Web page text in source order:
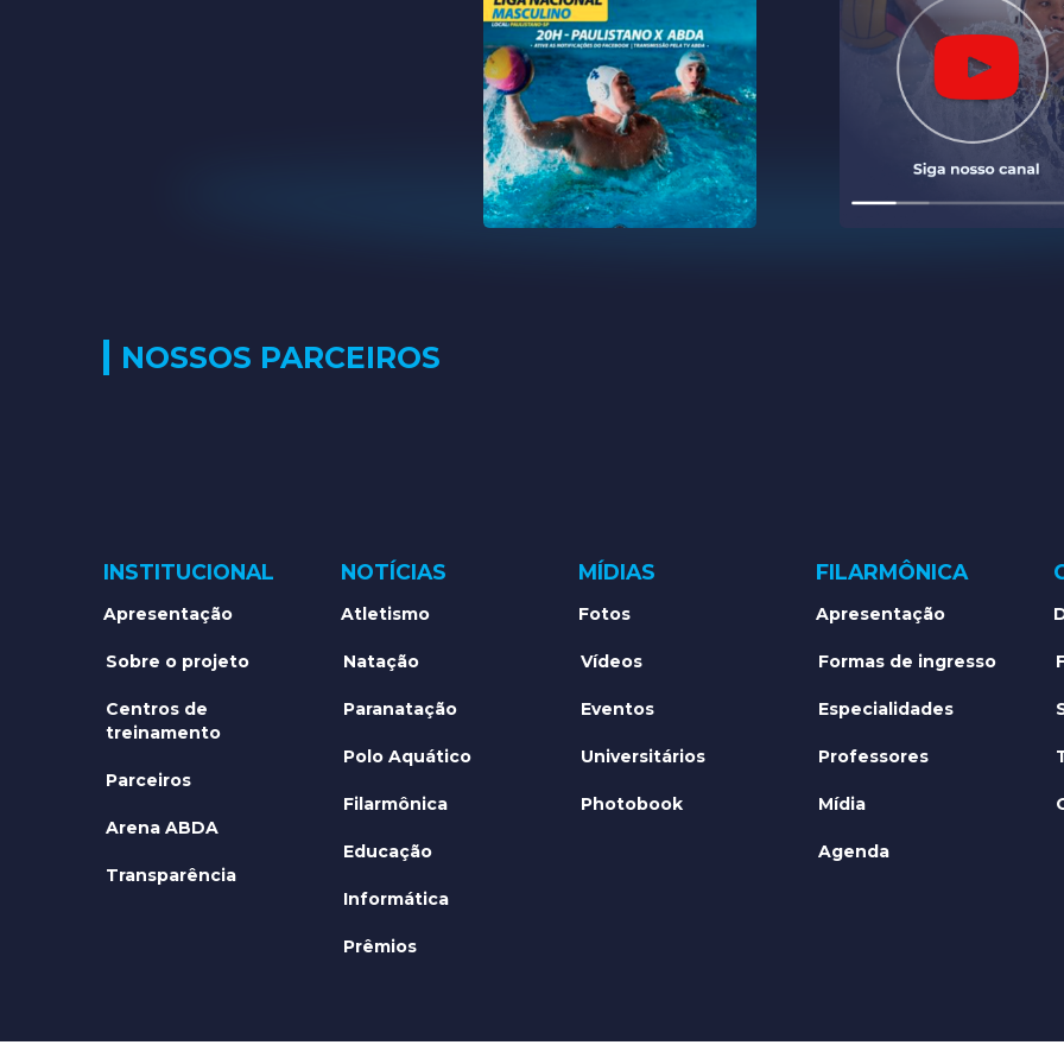
NOSSOS PARCEIROS
INSTITUCIONAL
Apresentação
Sobre o projeto
Centros de
treinamento
Parceiros
Arena ABDA
Transparência
NOTÍCIAS
Atletismo
Natação
Paranatação
Polo Aquático
Filarmônica
Educação
Informática
Prêmios
MÍDIAS
Fotos
Vídeos
Eventos
Universitários
Photobook
FILARMÔNICA
Apresentação
Formas de ingresso
Especialidades
Professores
Mídia
Agenda